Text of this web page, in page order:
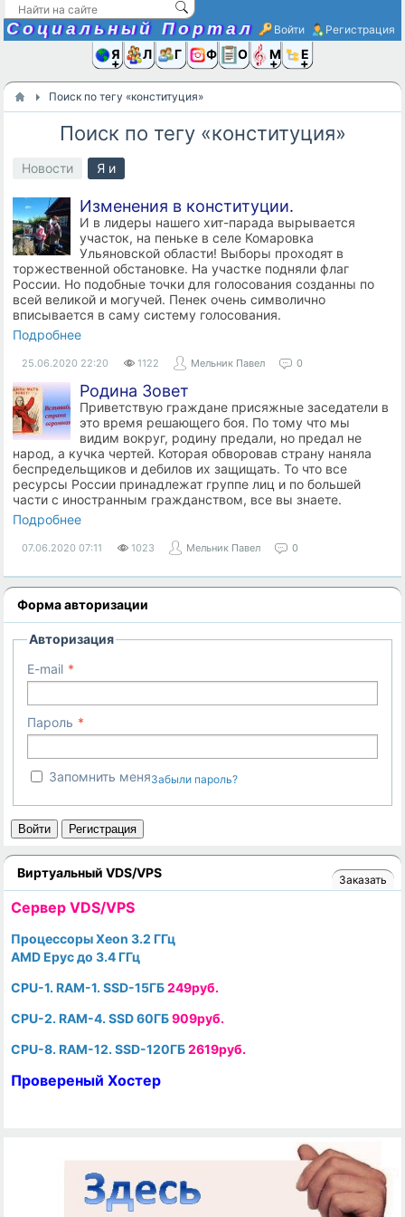
Социальный Портал Войти Регистрация
Я иЛюди
Группы
Фото Ещё
Поиск по тегу «конституция»
Поиск по тегу «конституция»
Новости Я и
Изменения в конституции.
И в лидеры нашего хит-парада вырывается
участок, на пеньке в селе Комаровка
Ульяновской области! Выборы проходят в
торжественной обстановке. На участке подняли флаг
России. Но подобные точки для голосования созданны по
всей великой и могучей. Пенек очень символично
вписывается в саму систему голосования.
Подробнее
25.06.2020 22:20 1122 Мельник Павел 0
Родина Зовет
Приветствую граждане присяжные заседатели в
это время решающего боя. По тому что мы
видим вокруг, родину предали, но предал не
народ, а кучка чертей. Которая обворовав страну наняла
беспредельщиков и дебилов их защищать. То что все
ресурсы России принадлежат группе лиц и по большей
части с иностранным гражданством, все вы знаете.
Подробнее
07.06.2020 07:11 1023 Мельник Павел 0
Форма авторизации
Авторизация
E-mail
Пароль
Запомнить меняЗабыли пароль?
Войти Регистрация
Виртуальный VDS/VPS Заказать
Cервер VDS/VPS
Процессоры Xeon 3.2 ГГц
AMD Epyc до 3.4 ГГц
CPU-1. RAM-1. SSD-15ГБ249руб.
CPU-2. RAM-4. SSD 60ГБ909руб.
CPU-8. RAM-12. SSD-120ГБ2619руб.
Провереный Хостер